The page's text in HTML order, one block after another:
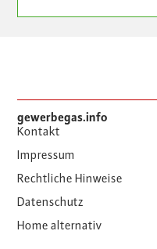
gewerbegas.info
Kontakt
Impressum
Rechtliche Hinweise
Datenschutz
Home alternativ